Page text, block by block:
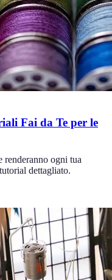
Fai da Te per le
renderanno ogni tua
dettagliato.